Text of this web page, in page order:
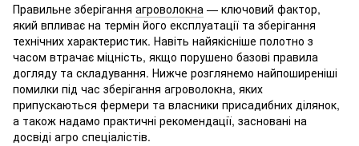
Правильне зберігання агроволокна — ключовий фактор,
який впливає на термін його експлуатації та зберігання
технічних характеристик. Навіть найякісніше полотно з
часом втрачає міцність, якщо порушено базові правила
догляду та складування. Нижче розглянемо найпоширеніші
помилки під час зберігання агроволокна, яких
припускаються фермери та власники присадибних ділянок,
а також надамо практичні рекомендації, засновані на
досвіді агро спеціалістів.